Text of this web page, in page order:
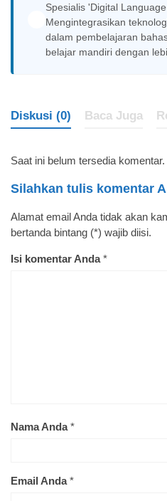
Spesialis 'Digital
Mengintegrasikan
dalam pembelajaran
belajar mandiri dengan
Diskusi (0) Baca Juga
Saat ini belum tersedia komentar.
Silahkan tulis komentar
Alamat email Anda tidak akan
bertanda bintang (*) wajib diisi.
Isi komentar Anda*
Nama Anda*
Email Anda*